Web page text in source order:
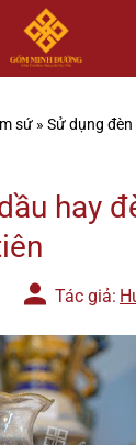
sứ » Sử dụng
hay
Tác giả: